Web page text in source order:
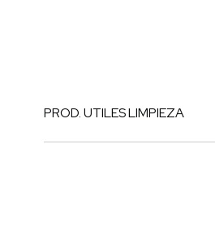
PROD. UTILES LIMPIEZA